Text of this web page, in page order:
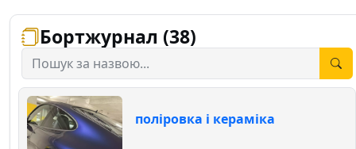
Бортжурнал (38)
поліровка і кераміка